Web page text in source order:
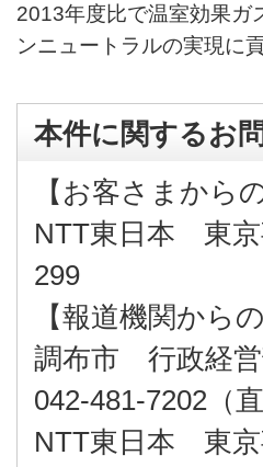
2013年度比で温室効果ガ
ンニュートラルの実現に
本件に関するお
【お客さまから
NTT東日本 東
299
【報道機関から
調布市 行政
042-481-7202（直
NTT東日